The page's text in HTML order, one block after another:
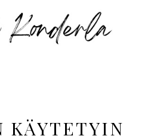
KÄYTETYIN